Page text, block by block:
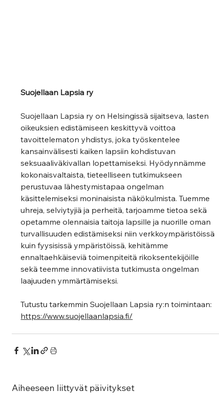
Suojellaan Lapsia ry
Suojellaan Lapsia ry on Helsingissä sijaitseva, lasten
oikeuksien edistämiseen keskittyvä voittoa
tavoittelematon yhdistys, joka työskentelee
kansainvälisesti kaiken lapsiin kohdistuvan
seksuaaliväkivallan lopettamiseksi. Hyödynnämme
kokonaisvaltaista, tieteelliseen tutkimukseen
perustuvaa lähestymistapaa ongelman
käsittelemiseksi moninaisista näkökulmista. Tuemme
uhreja, selviytyjiä ja perheitä, tarjoamme tietoa sekä
opetamme olennaisia taitoja lapsille ja nuorille oman
turvallisuuden edistämiseksi niin verkkoympäristöissä
kuin fyysisissä ympäristöissä, kehitämme
ennaltaehkäiseviä toimenpiteitä rikoksentekijöille
sekä teemme innovatiivista tutkimusta ongelman
laajuuden ymmärtämiseksi.
Tutustu tarkemmin Suojellaan Lapsia ry:n toimintaan:
https://www.suojellaanlapsia.fi/
Aiheeseen liittyvät päivitykset